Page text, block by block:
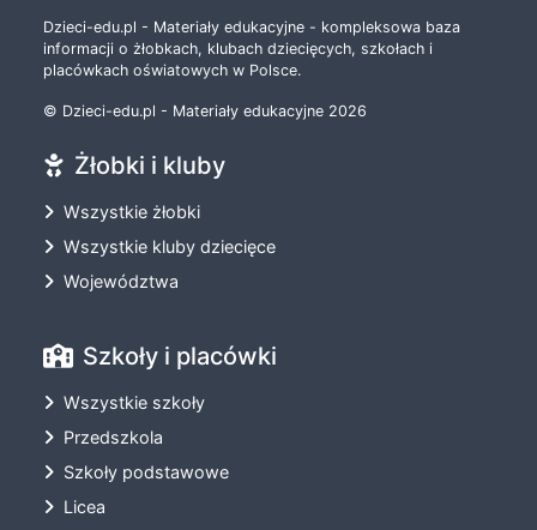
Dzieci-edu.pl - Materiały edukacyjne - kompleksowa baza
informacji o żłobkach, klubach dziecięcych, szkołach i
placówkach oświatowych w Polsce.
© Dzieci-edu.pl - Materiały edukacyjne 2026
Żłobki i kluby
Wszystkie żłobki
Wszystkie kluby dziecięce
Województwa
Szkoły i placówki
Wszystkie szkoły
Przedszkola
Szkoły podstawowe
Licea